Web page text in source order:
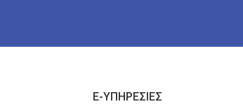
E-YΠΗΡΕΣΊΕΣ